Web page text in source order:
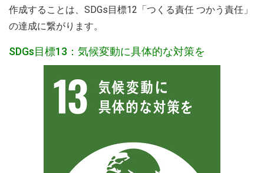
作成することは、SDGs目標12「つくる責任 つかう責任」
の達成に繋がります。
SDGs目標13：気候変動に具体的な対策を